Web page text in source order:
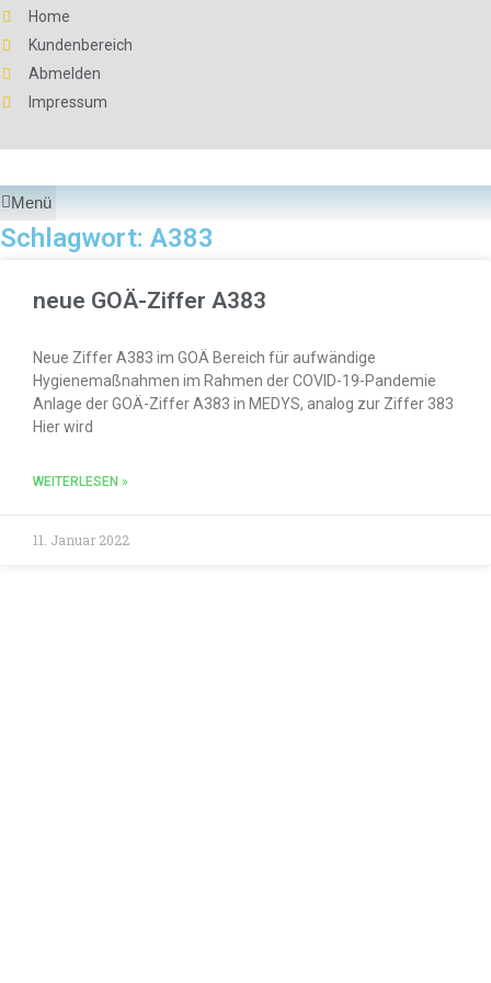
Home
Kundenbereich
Abmelden
Impressum
Menü
Schlagwort: A383
neue GOÄ-Ziffer A383
Neue Ziffer A383 im GOÄ Bereich für aufwändige
Hygienemaßnahmen im Rahmen der COVID-19-Pandemie
Anlage der GOÄ-Ziffer A383 in MEDYS, analog zur Ziffer 383
Hier wird
WEITERLESEN »
11. Januar 2022